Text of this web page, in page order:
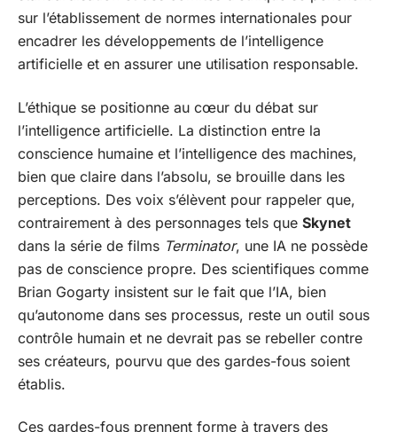
sur l’établissement de normes internationales pour
encadrer les développements de l’intelligence
artificielle et en assurer une utilisation responsable.
L’éthique se positionne au cœur du débat sur
l’intelligence artificielle. La distinction entre la
conscience humaine et l’intelligence des machines,
bien que claire dans l’absolu, se brouille dans les
perceptions. Des voix s’élèvent pour rappeler que,
contrairement à des personnages tels que Skynet
dans la série de films Terminator, une IA ne possède
pas de conscience propre. Des scientifiques comme
Brian Gogarty insistent sur le fait que l’IA, bien
qu’autonome dans ses processus, reste un outil sous
contrôle humain et ne devrait pas se rebeller contre
ses créateurs, pourvu que des gardes-fous soient
établis.
Ces gardes-fous prennent forme à travers des